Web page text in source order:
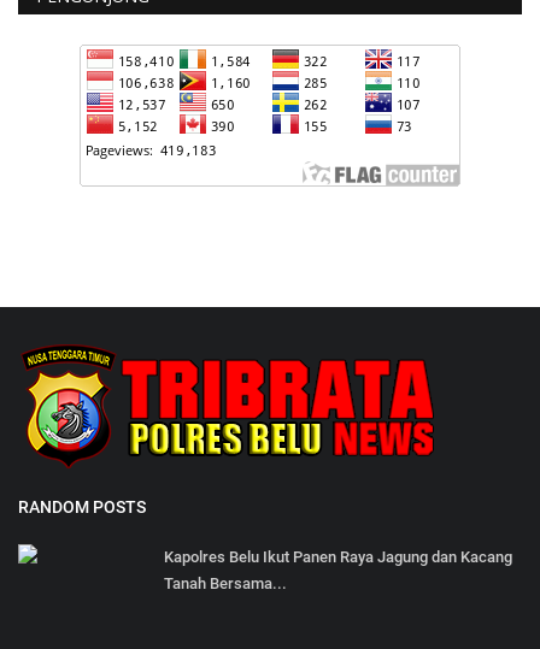
RANDOM POSTS
Kapolres Belu Ikut Panen Raya Jagung dan Kacang
Tanah Bersama...